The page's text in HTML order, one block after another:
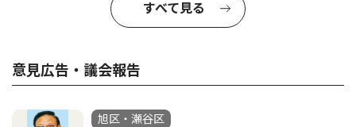
すべて見る
意見広告・議会報告
旭区・瀬谷区